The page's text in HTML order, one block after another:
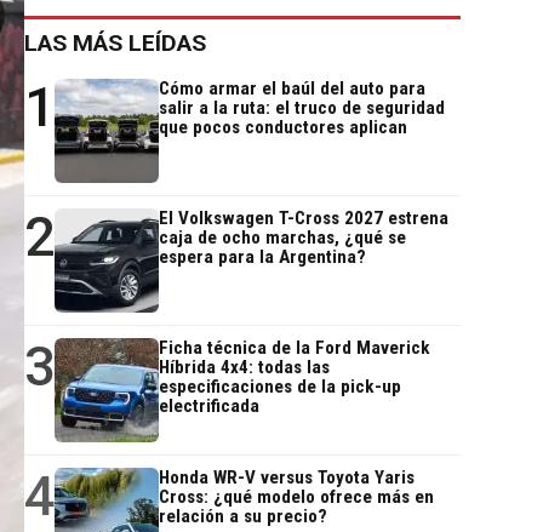
LAS MÁS LEÍDAS
1
Cómo armar el baúl del auto para
salir a la ruta: el truco de seguridad
que pocos conductores aplican
2
El Volkswagen T-Cross 2027 estrena
caja de ocho marchas, ¿qué se
espera para la Argentina?
3
Ficha técnica de la Ford Maverick
Híbrida 4x4: todas las
especificaciones de la pick-up
electrificada
4
Honda WR-V versus Toyota Yaris
Cross: ¿qué modelo ofrece más en
relación a su precio?